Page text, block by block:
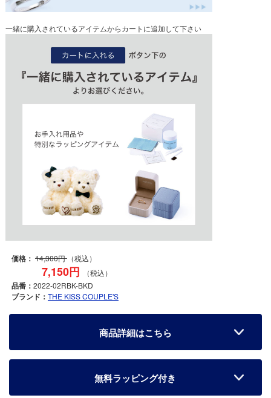
一緒に購入されているアイテムからカートに追加して下さい
価格： 14,300円（税込）
7,150円 （税込）
品番： 2022-02RBK-BKD
ブランド： THE KISS COUPLE'S
商品詳細はこちら
無料ラッピング付き